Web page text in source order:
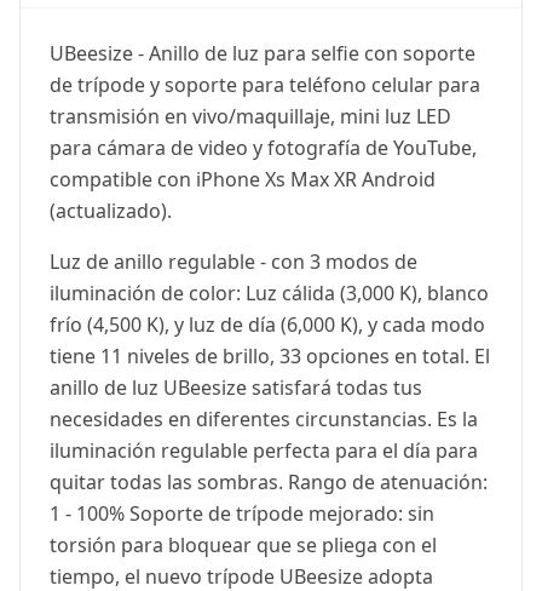
UBeesize - Anillo de luz para selfie con soporte
de trípode y soporte para teléfono celular para
transmisión en vivo/maquillaje, mini luz LED
para cámara de video y fotografía de YouTube,
compatible con iPhone Xs Max XR Android
(actualizado).
Luz de anillo regulable - con 3 modos de
iluminación de color: Luz cálida (3,000 K), blanco
frío (4,500 K), y luz de día (6,000 K), y cada modo
tiene 11 niveles de brillo, 33 opciones en total. El
anillo de luz UBeesize satisfará todas tus
necesidades en diferentes circunstancias. Es la
iluminación regulable perfecta para el día para
quitar todas las sombras. Rango de atenuación:
1 - 100% Soporte de trípode mejorado: sin
torsión para bloquear que se pliega con el
tiempo, el nuevo trípode UBeesize adopta